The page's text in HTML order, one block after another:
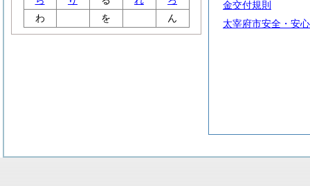
金交付規則
太宰府市安全・安
わ
を ん